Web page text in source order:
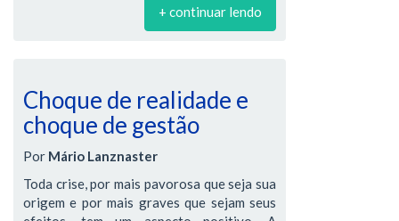
+ continuar lendo
Choque de realidade e
choque de gestão
Por Mário Lanznaster
Toda crise, por mais pavorosa que seja sua
origem e por mais graves que sejam seus